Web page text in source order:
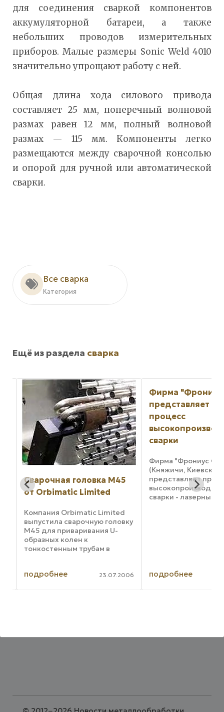
для соединения сваркой компонентов
аккумуляторной батареи, а также
небольших проводов измерительных
приборов. Малые размеры Sonic Weld 4010
значительно упрощают работу с ней.
Общая длина хода силового привода
составляет 25 мм, поперечный волновой
размах равен 12 мм, полный волновой
размах — 115 мм. Компоненты легко
размещаются между сварочной консолью
и опорой для ручной или автоматической
сварки.
Все сварка
Категория
Ещё из раздела сварка
Сварочная головка М45
от Orbimatic Limited
Компания Orbimatic Limited
выпустила сварочную головку
М45 для приваривания U-
образных колен к
тонкостенным трубам в
Сварочная головка М45
подробнее 23.07.2006
Фирма "Фрониус
представляет
процесс
сварки
Фирма "Фрониус
(Княжичи, Киевская
представляет
сварки - лазерный
подробнее